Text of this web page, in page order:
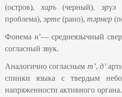
(остров), харъ(черный),эрүл
проблема), эрте (рано), тәрмер
Фонема нʼ― среднеязычный
согласный звук.
Аналогично согласным тʼ, д’
спинки языка с твердым
напряженности активного